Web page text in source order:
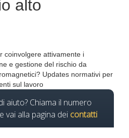
alto
coinvolgere attivamente i
e gestione del rischio da
Updates normativi per
sul lavoro
aiuto? Chiama il numero
vai alla pagina dei contatti